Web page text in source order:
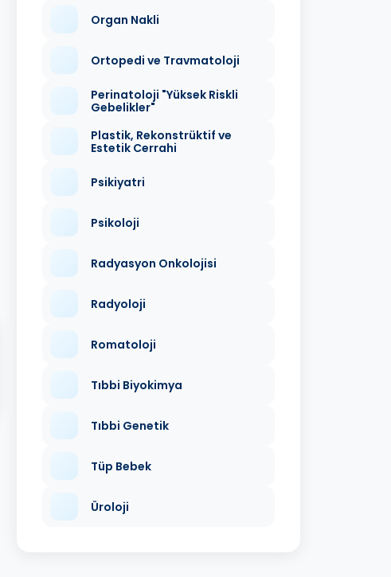
Organ Nakli
Ortopedi ve Travmatoloji
Perinatoloji "Yüksek Riskli
Gebelikler"
Plastik, Rekonstrüktif ve
Estetik Cerrahi
Psikiyatri
Psikoloji
Radyasyon Onkolojisi
Radyoloji
Romatoloji
Tıbbi Biyokimya
Tıbbi Genetik
Tüp Bebek
Üroloji